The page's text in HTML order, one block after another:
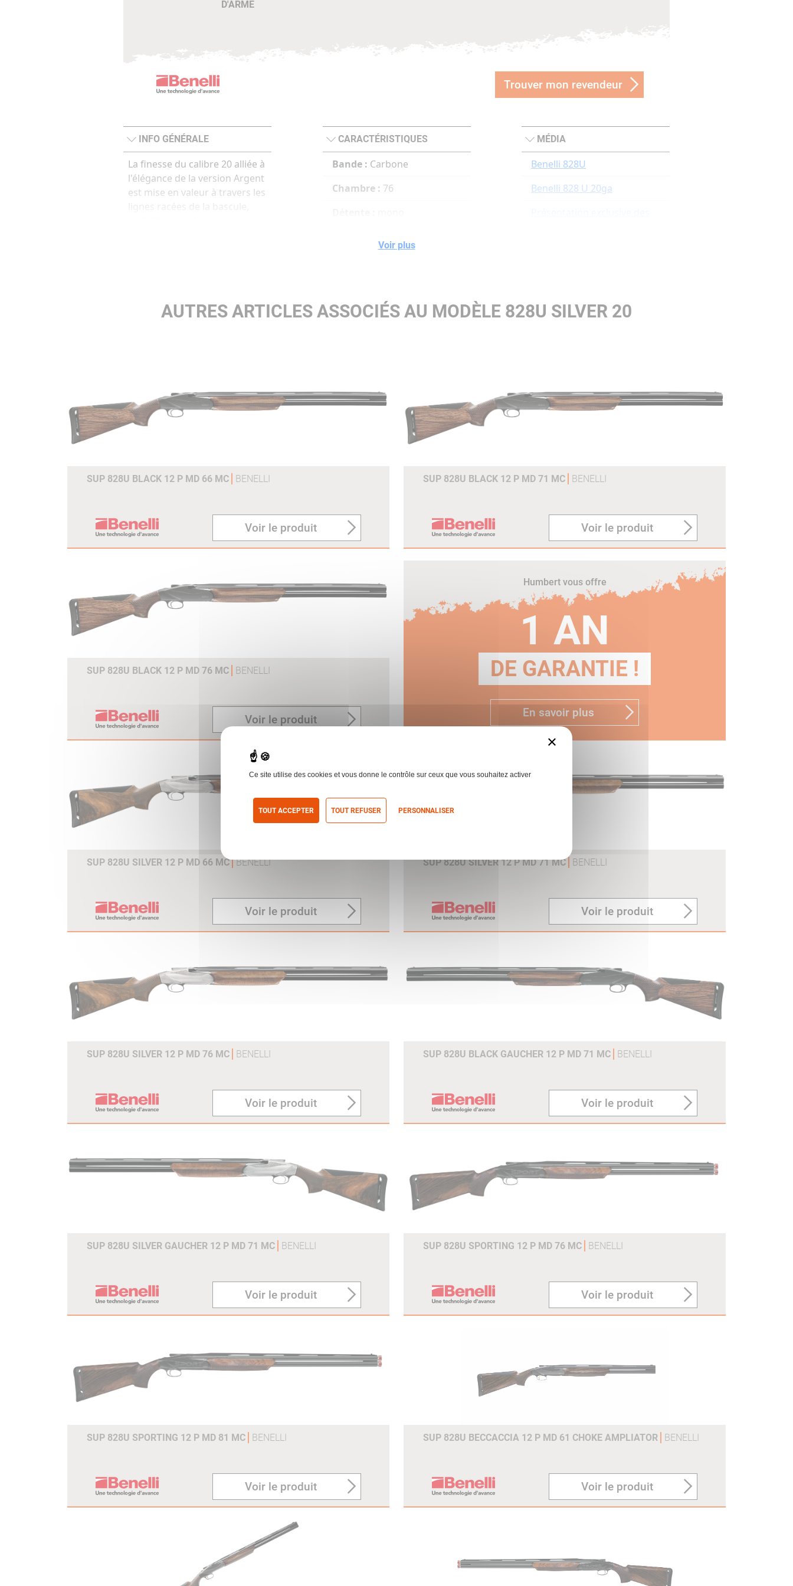
D'ARME
Trouver mon revendeur
INFO GÉNÉRALE
La finesse du calibre 20 alliée à
l'élégance de la version Argent
est mise en valeur à travers les
CARACTÉRISTIQUES
Bande : Carbone
Chambre : 76
MÉDIA
Benelli 828U
Benelli 828 U 20ga
Voir plus
AUTRES ARTICLES ASSOCIÉS AU MODÈLE 828U SILVER 20
SUP 828U BLACK 12 P MD 66 MC BENELLI
Voir le produit
SUP 828U BLACK 12 P MD 71 MC BENELLI
Voir le produit
SUP 828U BLACK 12 P MD 76 MC BENELLI
Voir le produit
Humbert vous offre
1 AN
DE GARANTIE !
En savoir plus
SUP 828U SILVER 12 P MD 66 MC BENELLI
Voir le produit
SUP 828U SILVER 12 P MD 71 MC BENELLI
Voir le produit
SUP 828U SILVER 12 P MD 76 MC BENELLI
Voir le produit
SUP 828U BLACK GAUCHER 12 P MD 71 MC BENELLI
Voir le produit
SUP 828U SILVER GAUCHER 12 P MD 71 MC BENELLI
Voir le produit
SUP 828U SPORTING 12 P MD 76 MC BENELLI
Voir le produit
SUP 828U SPORTING 12 P MD 81 MC BENELLI
Voir le produit
SUP 828U BECCACCIA 12 P MD 61 CHOKE AMPLIATOR BENELLI
Voir le produit
×
Ce site utilise des cookies et vous donne le contrôle sur ceux que vous souhaitez activer
TOUT ACCEPTER TOUT REFUSER PERSONNALISER